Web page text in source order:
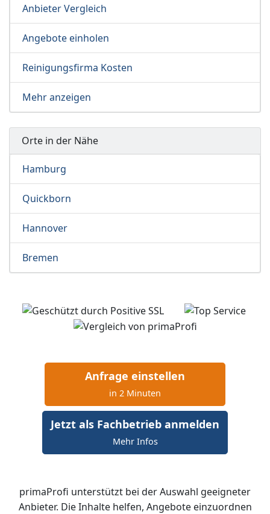
Anbieter Vergleich
Angebote einholen
Reinigungsfirma Kosten
Mehr anzeigen
Orte in der Nähe
Hamburg
Quickborn
Hannover
Bremen
Anfrage einstellen
in 2 Minuten
Jetzt als Fachbetrieb anmelden
Mehr Infos
primaProfi unterstützt bei der Auswahl geeigneter
Anbieter. Die Inhalte helfen, Angebote einzuordnen